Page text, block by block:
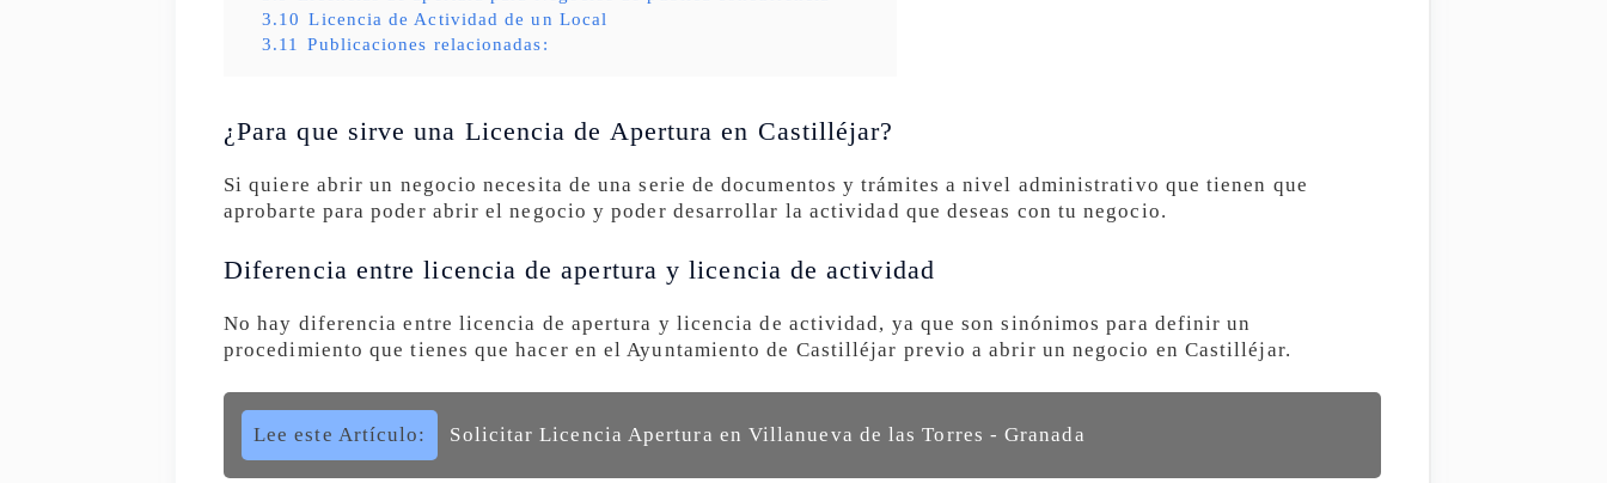
3.10 Licencia de Actividad de un Local
3.11
Publicaciones relacionadas:
¿Para que sirve una Licencia de Apertura en Castilléjar?
Si quiere abrir un negocio necesita de una serie de documentos y trámites a nivel administrativo que tienen que
aprobarte para poder abrir el negocio y poder desarrollar la actividad que deseas con tu negocio.
Diferencia entre licencia de apertura y licencia de actividad
No hay diferencia entre licencia de apertura y licencia de actividad, ya que son sinónimos para definir un
procedimiento que tienes que hacer en el Ayuntamiento de Castilléjar previo a abrir un negocio en Castilléjar.
Lee este Artículo: Solicitar Licencia Apertura en Villanueva de las Torres - Granada